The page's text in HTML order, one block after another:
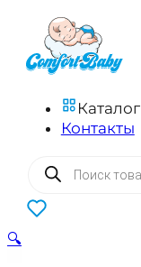
Каталог
Контакты
Поиск
товаров
0
🔍